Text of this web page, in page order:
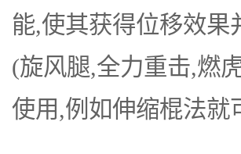
能,使其获得位移效
(旋风腿,全力重击,燃
使用,例如伸缩棍法就